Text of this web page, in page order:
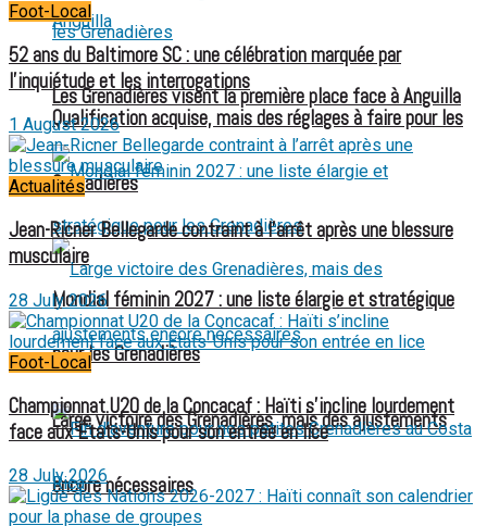
Qualification acquise, mais des réglages à faire pour les
Grenadières
Large victoire des Grenadières, mais des ajustements
encore nécessaires
Les Grenadières visent la première place face à Anguilla
Mondial féminin 2027 : une liste élargie et stratégique
pour les Grenadières
Foot-Local
52 ans du Baltimore SC : une célébration marquée par
l’inquiétude et les interrogations
1 August 2026
Actualités
Jean-Ricner Bellegarde contraint à l’arrêt après une blessure
musculaire
28 July 2026
Foot-Local
Championnat U20 de la Concacaf : Haïti s’incline lourdement
face aux États-Unis pour son entrée en lice
28 July 2026